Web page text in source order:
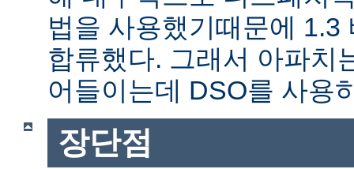
법을 사용했기때문에 1.3
합류했다. 그래서 아파치
어들이는데 DSO를 사용
장단점